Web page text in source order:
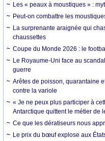
Les « peaux à moustiques » :
Peut-on combattre les
La surprenante araignée qui
chaussettes
Coupe du Monde 2026 : le
Le Royaume-Uni face au
guerre
Arêtes de poisson, quarantaine
contre la variole
« Je ne peux plus participer à
Antarctique quittent le métier de
Ce que les dératiseurs nous
Le prix du bœuf explose aux